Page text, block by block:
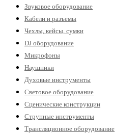
Звуковое оборудование
Кабели и разъемы
Чехлы, кейсы, сумки
DJ оборудование
Микрофоны
Наушники
Духовые инструменты
Световое оборудование
Сценические конструкции
Струнные инструменты
Трансляционное оборудование